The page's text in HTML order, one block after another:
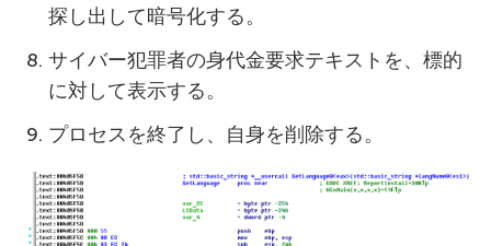
探し出して暗号化する。
サイバー犯罪者の身代金要求テキストを、標的
に対して表示する。
プロセスを終了し、自身を削除する。